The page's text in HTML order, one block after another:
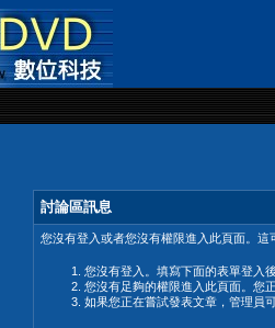
討論區訊息
您沒有登入或者您沒有權限進入此頁面。這
您沒有登入。填寫下面的表單登入後
您沒有足夠的權限進入此頁面。您
如果您正在嘗試發表文章，管理員